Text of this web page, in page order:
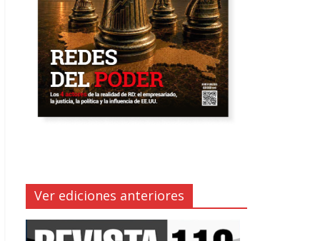
Ver ediciones anteriores